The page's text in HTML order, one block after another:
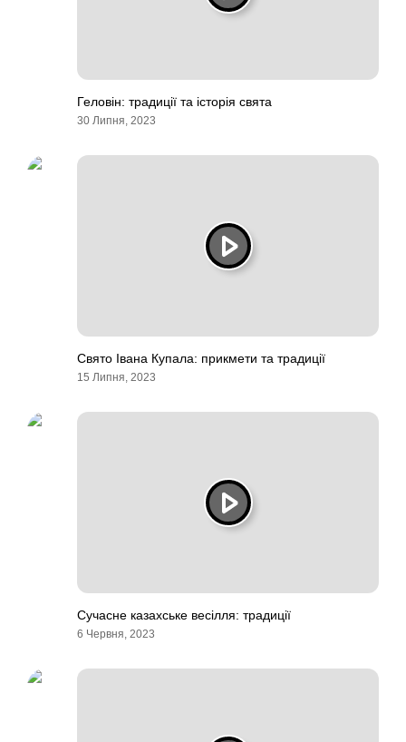
Геловін: традиції та історія свята
30 Липня, 2023
Свято Івана Купала: прикмети та традиції
15 Липня, 2023
Сучасне казахське весілля: традиції
6 Червня, 2023